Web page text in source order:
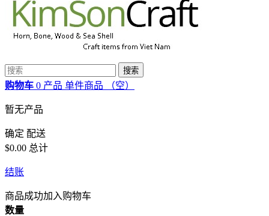
搜索
购物车 0 产品 单件商品 （空）
暂无产品
确定 配送
$0.00 总计
结账
商品成功加入购物车
数量